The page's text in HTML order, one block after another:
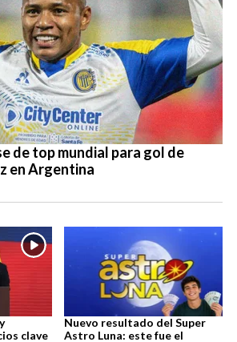
de top mundial para gol de
en Argentina
clave
Nuevo resultado del Super
Astro Luna: este fue el